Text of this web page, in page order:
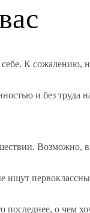
К сожалению,
и без труда
Возможно,
о чем